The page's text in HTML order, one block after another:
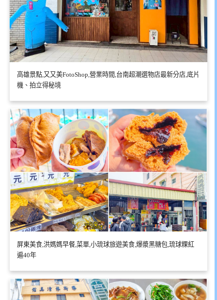
高雄景點,又又美FotoShop,營業時間,台南超潮選物店最新分店,底片
機、拍立得秘境
屏東美食,洪媽媽早餐,菜單,小琉球旅遊美食,爆漿黑糖包,琉球粿紅
遍40年